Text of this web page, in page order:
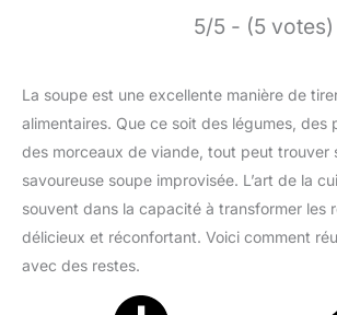
5/5 - (5 votes)
La soupe est une excellente manière de
alimentaires. Que ce soit des légumes, des
des morceaux de viande, tout peut trouver
savoureuse soupe improvisée. L’art de la
souvent dans la capacité à transformer les
délicieux et réconfortant. Voici comment
avec des restes.